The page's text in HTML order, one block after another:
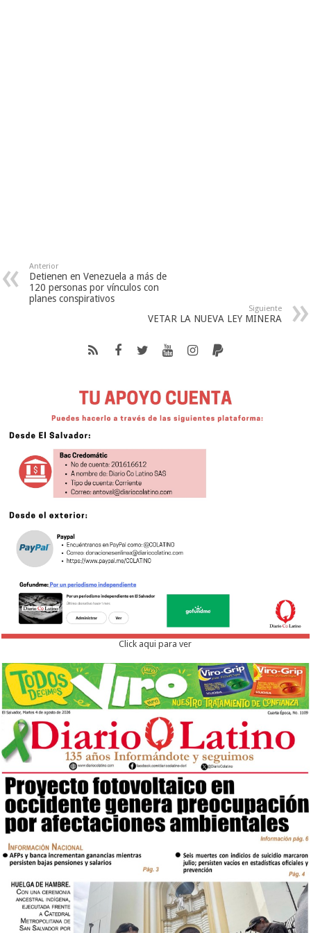
Anterior
Detienen en Venezuela a más de
120 personas por vínculos con
planes conspirativos
Siguiente
VETAR LA NUEVA LEY MINERA
Click aqui para ver